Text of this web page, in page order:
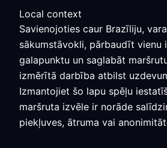
Local context
Savienojoties caur Brazīliju,
sākumstāvokli, pārbaudīt vienu
galapunktu un saglabāt
izmērītā darbība atbilst
Izmantojiet šo lapu spēļu
maršruta izvēle ir norāde
piekļuves, ātruma vai